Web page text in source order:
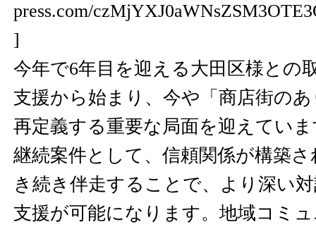
press.com/
]
今年で6年目を迎える大田区様との
支援から始まり、今や「商店街の
再定義する重要な局面を迎えてい
継続案件として、信頼関係が構築
き続き伴走することで、より深い
支援が可能になります。地域コミ